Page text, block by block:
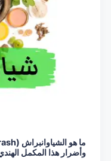
وأضرار هذا المكمل